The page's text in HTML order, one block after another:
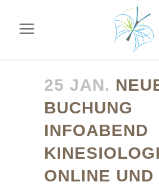
25 JAN.
BUCHUNG
INFOABEND
ONLINE UND